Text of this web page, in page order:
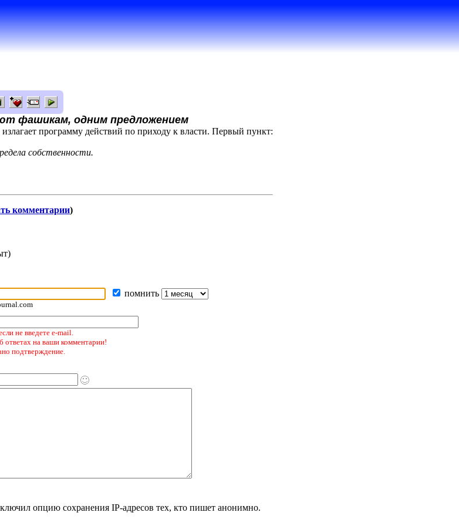
фашикам, одним предложением
программу действий по приходу к власти. Первый пункт:
собственности.
комментарии)
помнить
не введете e-mail.
ответах на ваши комментарии!
подтверждение.
опцию сохранения IP-адресов тех, кто пишет анонимно.